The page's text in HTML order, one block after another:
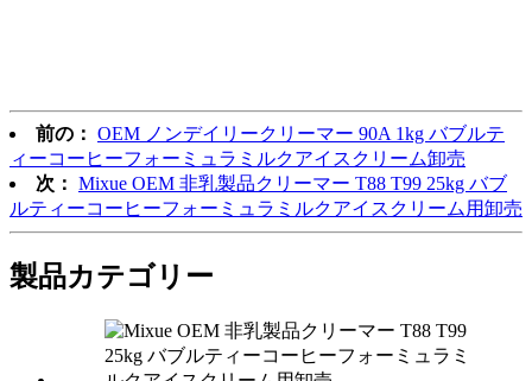
前の： OEM ノンデイリークリーマー 90A 1kg バブルテ
ィーコーヒーフォーミュラミルクアイスクリーム卸売
次： Mixue OEM 非乳製品クリーマー T88 T99 25kg バブ
ルティーコーヒーフォーミュラミルクアイスクリーム用卸売
製品カテゴリー